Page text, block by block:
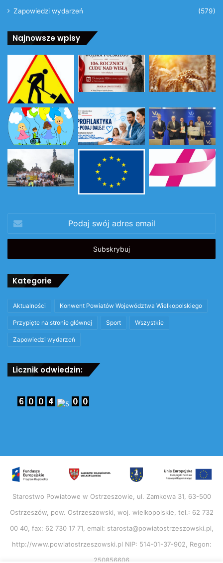
Zapowiedzi wydarzeń
(579)
Najnowsze wpisy
swój
adres
Kategorie
Aktualności Konwent Powiatów Województwa Wielkopolskiego
Przypięte na stronie głównej Sport Wszystkie
Zapowiedzi wydarzeń
Licznik odwiedzin:
Starostwo Powiatowe w Ostrzeszowie, ul. Zamkowa 31, 63-500
Ostrzeszów, pow. Ostrzeszowski, woj. wielkopolskie, tel.: 62 732
00 40, fax: 62 730 17 71, email: starosta@powiatostrzeszowski.pl,
http://www.powiatostrzeszowski.pl NIP: 514-01-37-902, Regon:
250856606